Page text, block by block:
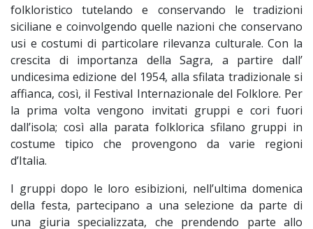
folkloristico tutelando e conservando le tradizioni
siciliane e coinvolgendo quelle nazioni che conservano
usi e costumi di particolare rilevanza culturale. Con la
crescita di importanza della Sagra, a partire dall’
undicesima edizione del 1954, alla sfilata tradizionale si
affianca, così, il Festival Internazionale del Folklore. Per
la prima volta vengono invitati gruppi e cori fuori
dall’isola; così alla parata folklorica sfilano gruppi in
costume tipico che provengono da varie regioni
d’Italia.
I gruppi dopo le loro esibizioni, nell’ultima domenica
della festa, partecipano a una selezione da parte di
una giuria specializzata, che prendendo parte allo